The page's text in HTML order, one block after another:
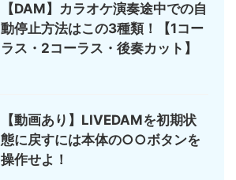
【DAM】カラオケ演奏途中での自
動停止方法はこの3種類！【1コー
ラス・2コーラス・後奏カット】
【動画あり】LIVEDAMを初期状
態に戻すには本体の○○ボタンを
操作せよ！